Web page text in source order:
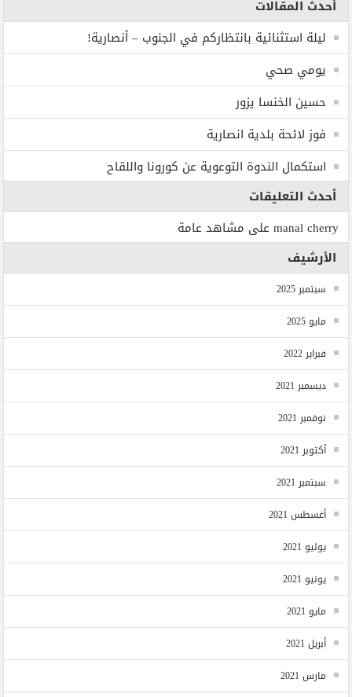
أحدث المقالات
ليلة استثنائية بانتظاركم في الجنوب – أنصارية!
يومي صحي
حسين الخنسا يزور
فوز لائحة بلدية انصارية
استكمال الندوة التوعوية عن كورونا واللقاح
أحدث التعليقات
manal cherry على مشاهد عامة
الأرشيف
سبتمبر 2025
مايو 2025
فبراير 2022
ديسمبر 2021
نوفمبر 2021
أكتوبر 2021
سبتمبر 2021
أغسطس 2021
يوليو 2021
يونيو 2021
مايو 2021
أبريل 2021
مارس 2021